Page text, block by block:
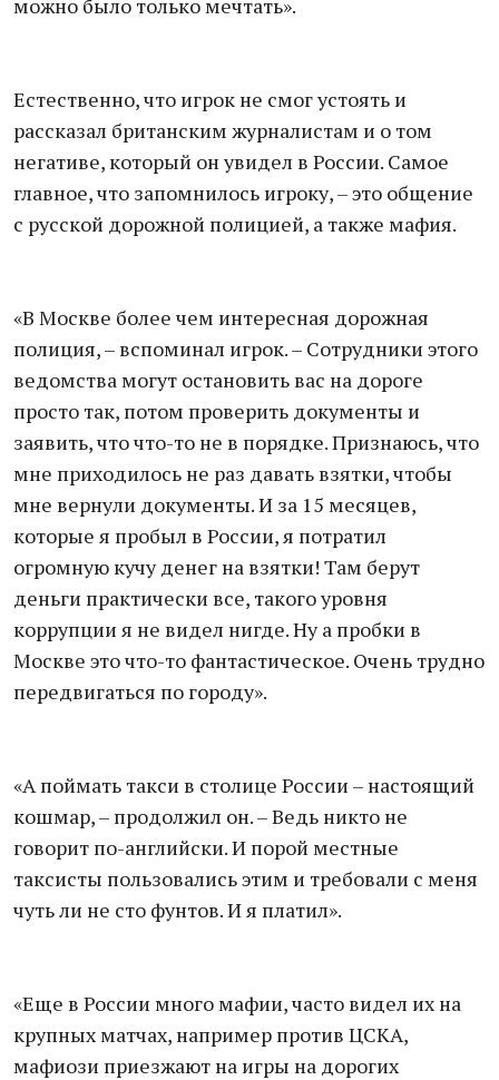
можно было только мечтать».
Естественно, что игрок не смог устоять и
рассказал британским журналистам и о том
негативе, который он увидел в России. Самое
главное, что запомнилось игроку, – это общение
с русской дорожной полицией, а также мафия.
«В Москве более чем интересная дорожная
полиция, – вспоминал игрок. – Сотрудники этого
ведомства могут остановить вас на дороге
просто так, потом проверить документы и
заявить, что что-то не в порядке. Признаюсь, что
мне приходилось не раз давать взятки, чтобы
мне вернули документы. И за 15 месяцев,
которые я пробыл в России, я потратил
огромную кучу денег на взятки! Там берут
деньги практически все, такого уровня
коррупции я не видел нигде. Ну а пробки в
Москве это что-то фантастическое. Очень трудно
передвигаться по городу».
«А поймать такси в столице России – настоящий
кошмар, – продолжил он. – Ведь никто не
говорит по-английски. И порой местные
таксисты пользовались этим и требовали с меня
чуть ли не сто фунтов. И я платил».
«Еще в России много мафии, часто видел их на
крупных матчах, например против ЦСКА,
мафиози приезжают на игры на дорогих